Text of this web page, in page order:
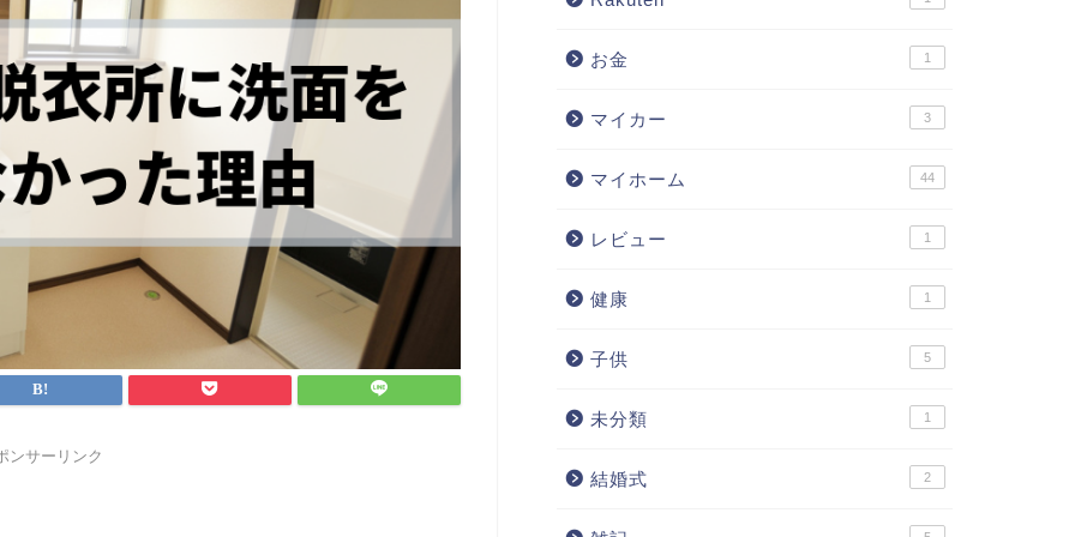
ンサーリンク
お金 1
マイカー 3
マイホーム 44
レビュー 1
健康 1
子供 5
未分類 1
結婚式 2